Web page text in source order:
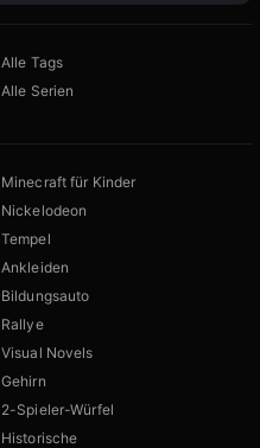
Alle Tags
Alle Serien
Minecraft für Kinder
Nickelodeon
Tempel
Ankleiden
Bildungsauto
Rallye
Visual Novels
Gehirn
2-Spieler-Würfel
Historische